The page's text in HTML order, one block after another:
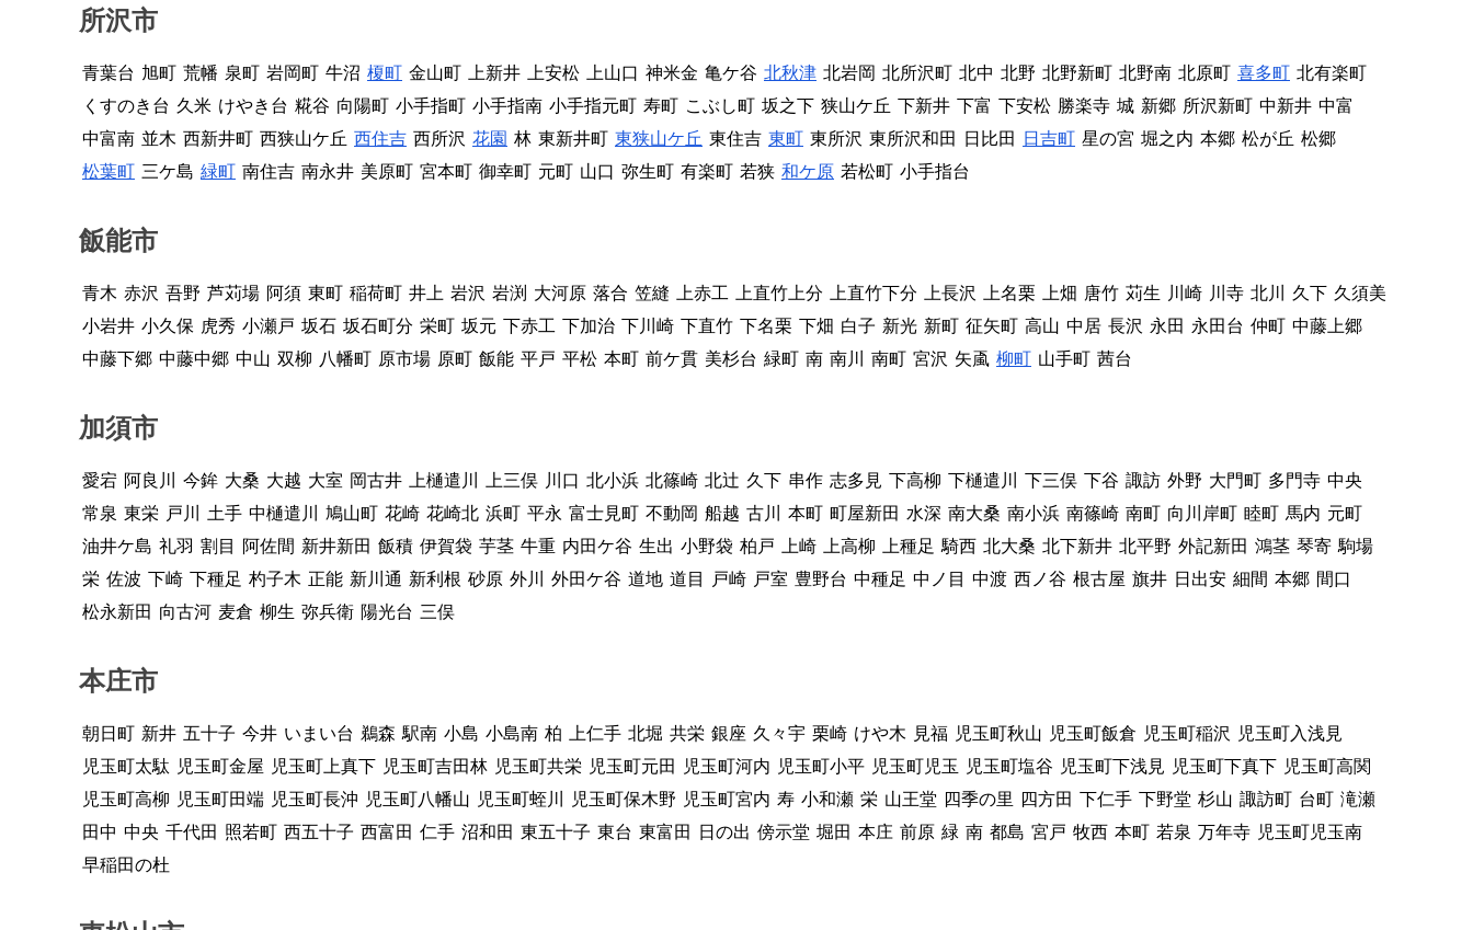
所沢市
青葉台 旭町 荒幡 泉町 岩岡町 牛沼 榎町 金山町 上新井 上安松 上山口 神米金 亀ケ谷 北秋津 北岩岡 北所沢町 北中 北野 北野新町 北野南 北原町 喜多町 北有楽町
くすのき台 久米 けやき台 糀谷 向陽町 小手指町 小手指南 小手指元町 寿町 こぶし町 坂之下 狭山ケ丘 下新井 下富 下安松 勝楽寺 城 新郷 所沢新町 中新井 中富
中富南 並木 西新井町 西狭山ケ丘 西住吉 西所沢 花園 林 東新井町 東狭山ケ丘 東住吉 東町 東所沢 東所沢和田 日比田 日吉町 星の宮 堀之内 本郷 松が丘 松郷
松葉町 三ケ島 緑町 南住吉 南永井 美原町 宮本町 御幸町 元町 山口 弥生町 有楽町 若狭 和ケ原 若松町 小手指台
飯能市
青木 赤沢 吾野 芦苅場 阿須 東町 稲荷町 井上 岩沢 岩渕 大河原 落合 笠縫 上赤工 上直竹上分 上直竹下分 上長沢 上名栗 上畑 唐竹 苅生 川崎 川寺 北川 久下 久須美
小岩井 小久保 虎秀 小瀬戸 坂石 坂石町分 栄町 坂元 下赤工 下加治 下川崎 下直竹 下名栗 下畑 白子 新光 新町 征矢町 高山 中居 長沢 永田 永田台 仲町 中藤上郷
中藤下郷 中藤中郷 中山 双柳 八幡町 原市場 原町 飯能 平戸 平松 本町 前ケ貫 美杉台 緑町 南 南川 南町 宮沢 矢颪 柳町 山手町 茜台
加須市
愛宕 阿良川 今鉾 大桑 大越 大室 岡古井 上樋遣川 上三俣 川口 北小浜 北篠崎 北辻 久下 串作 志多見 下高柳 下樋遣川 下三俣 下谷 諏訪 外野 大門町 多門寺 中央
常泉 東栄 戸川 土手 中樋遣川 鳩山町 花崎 花崎北 浜町 平永 富士見町 不動岡 船越 古川 本町 町屋新田 水深 南大桑 南小浜 南篠崎 南町 向川岸町 睦町 馬内 元町
油井ケ島 礼羽 割目 阿佐間 新井新田 飯積 伊賀袋 芋茎 牛重 内田ケ谷 生出 小野袋 柏戸 上崎 上高柳 上種足 騎西 北大桑 北下新井 北平野 外記新田 鴻茎 琴寄 駒場
栄 佐波 下崎 下種足 杓子木 正能 新川通 新利根 砂原 外川 外田ケ谷 道地 道目 戸崎 戸室 豊野台 中種足 中ノ目 中渡 西ノ谷 根古屋 旗井 日出安 細間 本郷 間口
松永新田 向古河 麦倉 柳生 弥兵衛 陽光台 三俣
本庄市
朝日町 新井 五十子 今井 いまい台 鵜森 駅南 小島 小島南 柏 上仁手 北堀 共栄 銀座 久々宇 栗崎 けや木 見福 児玉町秋山 児玉町飯倉 児玉町稲沢 児玉町入浅見
児玉町太駄 児玉町金屋 児玉町上真下 児玉町吉田林 児玉町共栄 児玉町元田 児玉町河内 児玉町小平 児玉町児玉 児玉町塩谷 児玉町下浅見 児玉町下真下 児玉町高関
児玉町高柳 児玉町田端 児玉町長沖 児玉町八幡山 児玉町蛭川 児玉町保木野 児玉町宮内 寿 小和瀬 栄 山王堂 四季の里 四方田 下仁手 下野堂 杉山 諏訪町 台町 滝瀬
田中 中央 千代田 照若町 西五十子 西富田 仁手 沼和田 東五十子 東台 東富田 日の出 傍示堂 堀田 本庄 前原 緑 南 都島 宮戸 牧西 本町 若泉 万年寺 児玉町児玉南
早稲田の杜